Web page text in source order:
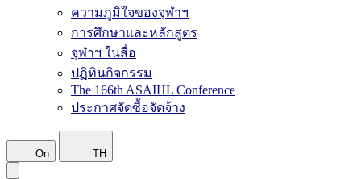
ความภูมิใจของจุฬาฯ
การศึกษาและหลักสูตร
จุฬาฯ ในสื่อ
ปฏิทินกิจกรรม
The 166th ASAIHL Conference
ประกาศจัดซื้อจัดจ้าง
On TH